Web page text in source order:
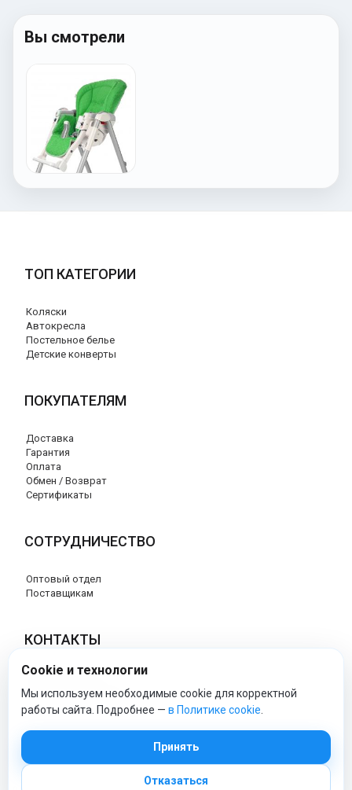
Вы смотрели
ТОП КАТЕГОРИИ
Коляски
Автокресла
Постельное белье
Детские конверты
ПОКУПАТЕЛЯМ
Доставка
Гарантия
Оплата
Обмен / Возврат
Сертификаты
СОТРУДНИЧЕСТВО
Оптовый отдел
Поставщикам
КОНТАКТЫ
8 (800) 707-76-34
info@esspero-market.ru
Cookie и технологии
Мы используем необходимые cookie для корректной
работы сайта. Подробнее — в Политике cookie
Принять
Отказаться